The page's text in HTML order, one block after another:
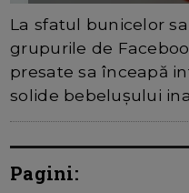
La sfatul bunicelor
grupurile de
presate sa înceapă
solide bebelușului
Pagini: